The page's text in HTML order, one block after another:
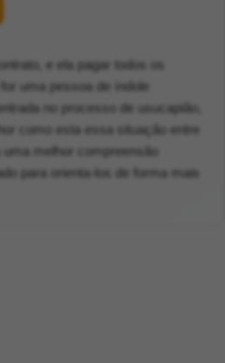
e ela pagar todos os
uma pessoa de índole
no processo de usucapião,
como esta essa situação entre
uma melhor compreensão
para orienta-los de forma mais